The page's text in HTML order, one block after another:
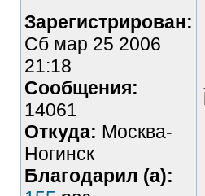
Зарегистрирован:
Сб мар 25 2006
21:18
Сообщения:
14061
Откуда: Москва-
Ногинск
Благодарил (а):